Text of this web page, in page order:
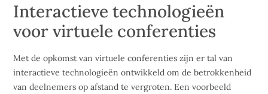
Interactieve technologieën
voor virtuele conferenties
Met de opkomst van virtuele conferenties zijn er tal van
interactieve technologieën ontwikkeld om de betrokkenheid
van deelnemers op afstand te vergroten. Een voorbeeld